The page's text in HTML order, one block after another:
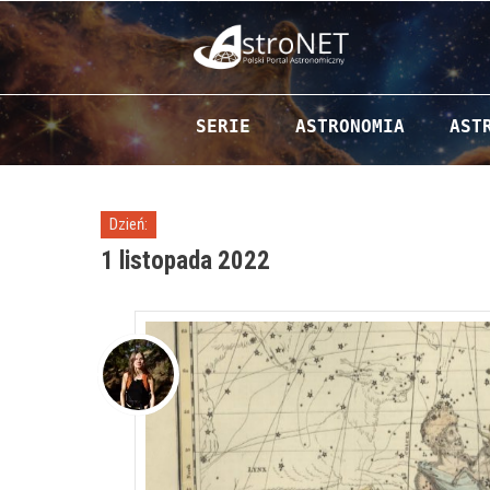
Przejdź do zawartości
SERIE ASTRONOMIA
Dzień:
1 listopada 2022